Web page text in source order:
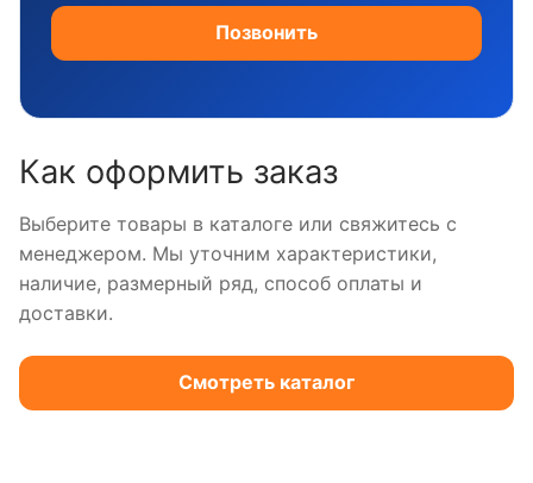
Позвонить
Как оформить заказ
Выберите товары в каталоге или свяжитесь с
менеджером. Мы уточним характеристики,
наличие, размерный ряд, способ оплаты и
доставки.
Смотреть каталог